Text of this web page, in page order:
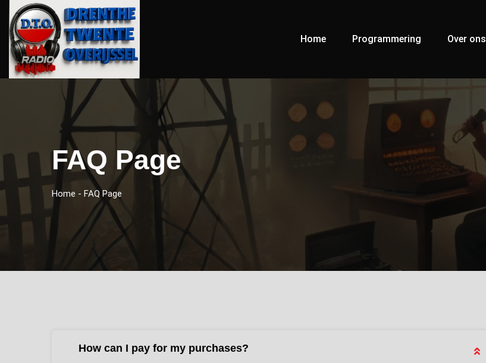
Home Programmering Over ons
FAQ Page
Home - FAQ Page
How can I pay for my purchases?